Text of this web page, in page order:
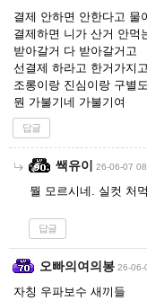
결제 안하면 안한다고 물
결제하면 니가 산거 안먹
받아갈거 다 받아갈거고
선결제 하라고 한거가지
조롱이랑 진심이랑 구별
뭔 가불기네 가불기여
답글
쌕유이 26-06-07
뭘 모르시네. 실컷 처
답글
오빠의여의봉 26-06-
자칭 우파보수 새끼들